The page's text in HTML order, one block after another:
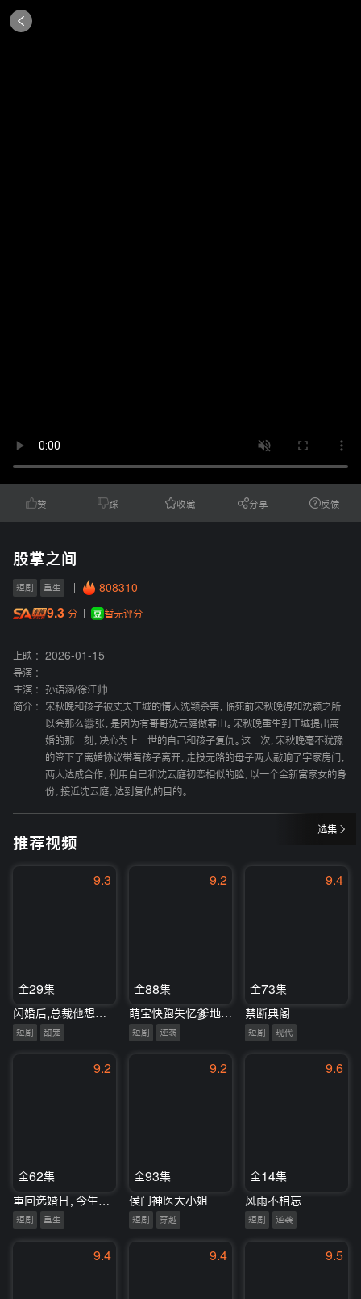
赞 踩 收藏 分享 反馈
股掌之间
短剧 重生 808310
9.3 分 暂无评分
上映 :
2026-01-15
导演 :
主演 :
孙语涵/徐江帅
简介 :
宋秋晚和孩子被丈夫王城的情人沈颖杀害，临死前宋秋晚得知沈颖之所
以会那么嚣张，是因为有哥哥沈云庭做靠山。宋秋晚重生到王城提出离
婚的那一刻，决心为上一世的自己和孩子复仇。这一次，宋秋晚毫不犹豫
的签下了离婚协议带着孩子离开，走投无路的母子两人敲响了宇家房门，
两人达成合作，利用自己和沈云庭初恋相似的脸，以一个全新富家女的身
份，接近沈云庭，达到复仇的目的。
选集
推荐视频
9.3
全29集
短剧 甜宠
9.2
全88集
短剧 逆袭
9.4
全73集
禁断典阁
短剧 现代
9.2
全62集
重回选婚日，今生更尽欢
短剧 重生
9.2
全93集
侯门神医大小姐
短剧 穿越
9.6
全14集
风雨不相忘
短剧 逆袭
9.4 9.4 9.5